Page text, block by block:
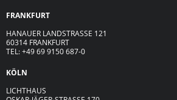
FRANKFURT
HANAUER LANDSTRASSE 121
60314 FRANKFURT
TEL: +49 69 9150 687-0
KÖLN
LICHTHAUS